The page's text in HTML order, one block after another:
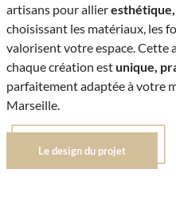
artisans pour allier
choisissant les matériaux, les
valorisent votre espace. Cette
chaque création estunique,
parfaitement adaptée à votre
Marseille.
Le design du projet